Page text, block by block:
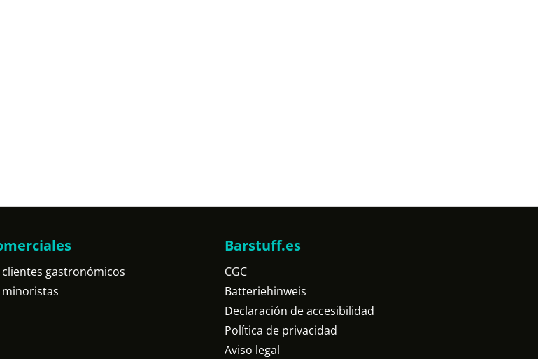
gastronómicos
Barstuff.es
CGC
Batteriehinweis
Declaración de accesibilidad
Política de privacidad
Aviso legal